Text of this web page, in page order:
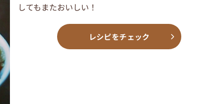
してもまたおいしい！
レシピをチェック